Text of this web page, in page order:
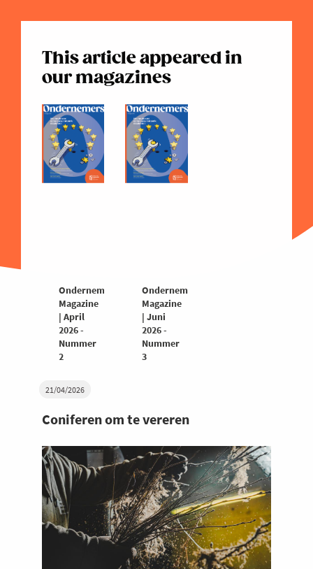
21/04/2026
Coniferen om te vereren
This article appeared in
our magazines
Ondernemers
Magazine
| April
2026 -
Nummer
2
Ondernemers
Magazine
| Juni
2026 -
Nummer
3